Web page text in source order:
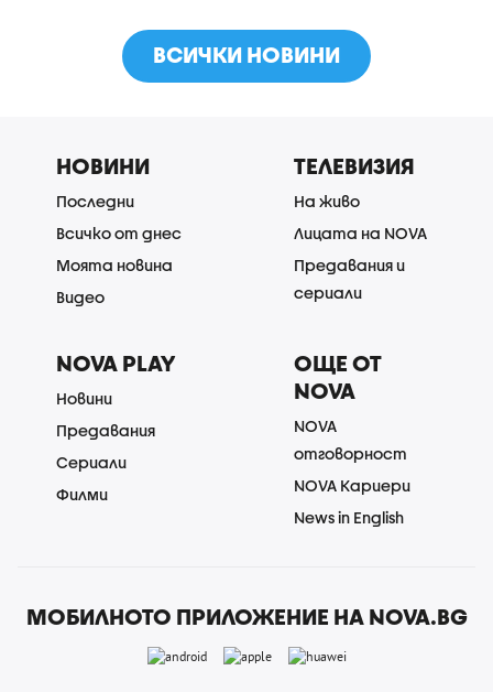
ВСИЧКИ НОВИНИ
НОВИНИ
Последни
Всичко от днес
Моята новина
Видео
ТЕЛЕВИЗИЯ
На живо
Лицата на NOVA
Предавания и
сериали
NOVA PLAY
Новини
Предавания
Сериали
Филми
ОЩЕ ОТ
NOVA
NOVA
отговорност
NOVA Кариери
News in English
МОБИЛНОТО ПРИЛОЖЕНИЕ НА NOVA.BG